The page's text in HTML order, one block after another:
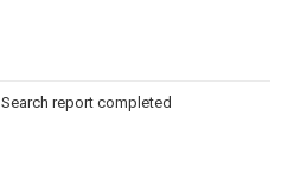
Search report completed